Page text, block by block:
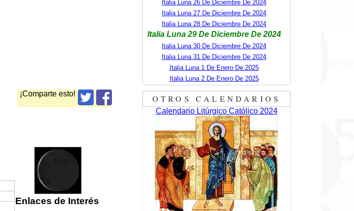
¡Comparte esto!
Enlaces de Interés
Italia Luna 26 De Diciembre De 2024
Italia Luna 27 De Diciembre De 2024
Italia Luna 28 De Diciembre De 2024
Italia Luna 29 De Diciembre De 2024
Italia Luna 30 De Diciembre De 2024
Italia Luna 31 De Diciembre De 2024
Italia Luna 1 De Enero De 2025
Italia Luna 2 De Enero De 2025
OTROS CALENDARIOS
Calendario Litúrgico Católico 2024